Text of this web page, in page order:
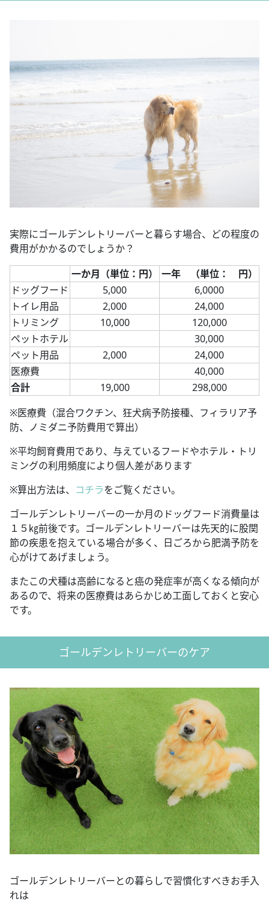
実際にゴールデンレトリーバーと暮らす場合、どの程度の
費用がかかるのでしょうか？
一か月（単位：円）
一年 （単位： 円）
ドッグフード
5,000
6,0000
トイレ用品
2,000
24,000
トリミング
10,000
120,000
ペットホテル
30,000
ペット用品
2,000
24,000
医療費
40,000
合計
19,000
298,000
※医療費（混合ワクチン、狂犬病予防接種、フィラリア予
防、ノミダニ予防費用で算出）
※平均飼育費用であり、与えているフードやホテル・トリ
ミングの利用頻度により個人差があります
※算出方法は、 コチラをご覧ください。
ゴールデンレトリーバーの一か月のドッグフード消費量は
１５㎏前後です。ゴールデンレトリーバーは先天的に股関
節の疾患を抱えている場合が多く、日ごろから肥満予防を
心がけてあげましょう。
またこの犬種は高齢になると癌の発症率が高くなる傾向が
あるので、将来の医療費はあらかじめ工面しておくと安心
です。
ゴールデンレトリーバーのケア
ゴールデンレトリーバーとの暮らしで習慣化すべきお手入
れは